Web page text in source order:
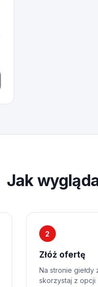
Jak
2
Złóż ofertę
Na stronie giełdy
skorzystaj z opcji